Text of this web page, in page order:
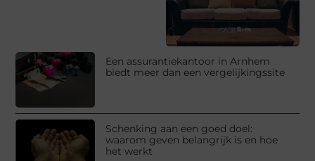
Een assurantiekantoor in Arnhem
biedt meer dan een vergelijkingssite
Schenking aan een goed doel:
waarom geven belangrijk is en hoe
het werkt